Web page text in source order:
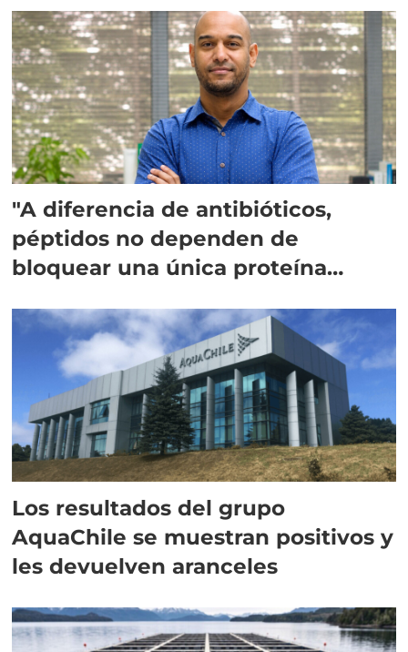
"A diferencia de antibióticos,
péptidos no dependen de
bloquear una única proteína
Los resultados del grupo
AquaChile se muestran positivos y
les devuelven aranceles